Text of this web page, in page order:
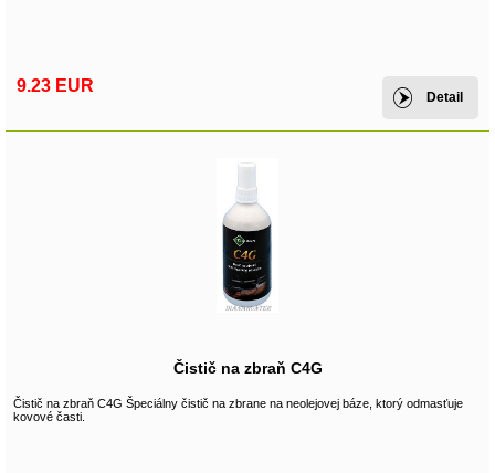
9.23 EUR
Detail
Čistič na zbraň C4G
Čistič na zbraň C4G Špeciálny čistič na zbrane na neolejovej báze, ktorý odmasťuje
kovové časti.